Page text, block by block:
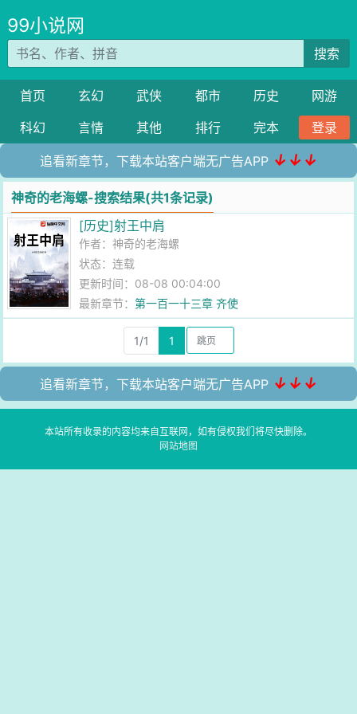
99小说网
搜索
首页 玄幻 武侠 都市 历史
网游
科幻
言情 其他 排行 完本 登录
追看新章节，下载本站客户端无广告APP ↓↓↓
神奇的老海螺-搜索结果(共1条记录)
[历史]射王中肩
作者：神奇的老海螺
状态：连载
更新时间：08-08 00:04:00
最新章节：第一百一十三章 齐使
1/1 1
追看新章节，下载本站客户端无广告APP ↓↓↓
本站所有收录的内容均来自互联网，如有侵权我们将尽快删除。
网站地图